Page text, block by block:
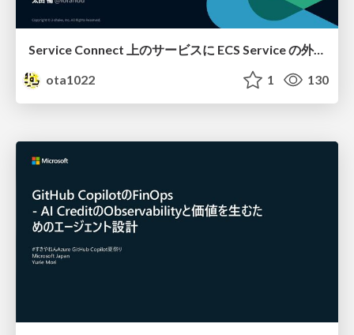
Service Connect 上のサービスに ECS Service の外側から到達できなかった話
ota1022
1 130